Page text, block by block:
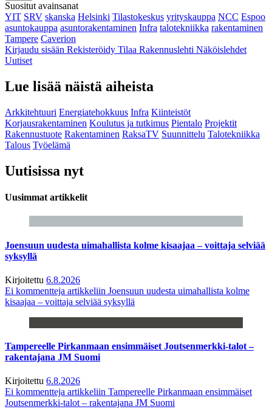
Suositut avainsanat
YIT SRV skanska Helsinki Tilastokeskus yrityskauppa NCC Espoo
asuntokauppa asuntorakentaminen Infra talotekniikka rakentaminen
Tampere Caverion
Kirjaudu sisään Rekisteröidy Tilaa Rakennuslehti Näköislehdet
Uutiset
Lue lisää näistä aiheista
Arkkitehtuuri Energiatehokkuus Infra Kiinteistöt
Korjausrakentaminen Koulutus ja tutkimus Pientalo Projektit
Rakennustuote Rakentaminen RaksaTV Suunnittelu Talotekniikka
Talous Työelämä
Uutisissa nyt
Uusimmat artikkelit
Joensuun uudesta uimahallista kolme kisaajaa – voittaja selviää
syksyllä
Kirjoitettu 6.8.2026
Ei kommentteja artikkeliin Joensuun uudesta uimahallista kolme
kisaajaa – voittaja selviää syksyllä
Tampereelle Pirkanmaan ensimmäiset Joutsenmerkki-talot –
rakentajana JM Suomi
Kirjoitettu 6.8.2026
Ei kommentteja artikkeliin Tampereelle Pirkanmaan ensimmäiset
Joutsenmerkki-talot – rakentajana JM Suomi